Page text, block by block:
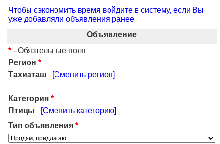
Чтобы сэкономить время войдите в систему, если Вы
уже добавляли объявления ранее
Объявление
* - Обязтельные поля
Регион *
Тахиаташ
[Сменить регион]
Категория *
Птицы
[Сменить категорию]
Тип объявления *